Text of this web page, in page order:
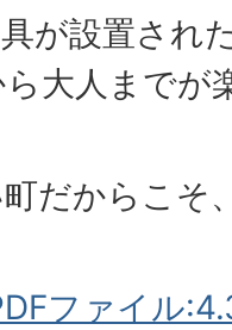
が設置され
大人までが
だからこそ
ファイル